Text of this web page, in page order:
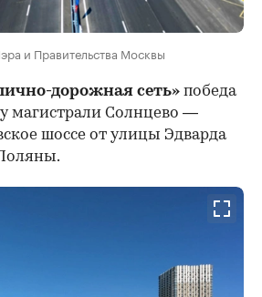
и Правительства Москвы
дорожная сеть» победа
магистрали Солнцево —
шоссе от улицы Эдварда